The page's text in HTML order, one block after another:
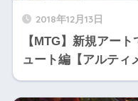
2018年12月13日
【MTG】新規アー
ュート編【アルティ